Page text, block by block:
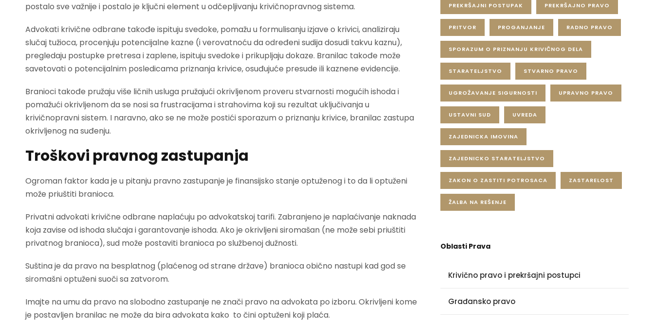
postalo sve važnije i postalo je ključni element u odčepljivanju krivičnopravnog sistema.
Advokati krivične odbrane takođe ispituju svedoke, pomažu u formulisanju izjave o krivici, analiziraju
slučaj tužioca, procenjuju potencijalne kazne (i verovatnoću da određeni sudija dosudi takvu kaznu),
pregledaju postupke pretresa i zaplene, ispituju svedoke i prikupljaju dokaze. Branilac takođe može
savetovati o potencijalnim posledicama priznanja krivice, osuđujuće presude ili kaznene evidencije.
Branioci takođe pružaju više ličnih usluga pružajući okrivljenom proveru stvarnosti mogućih ishoda i
pomažući okrivljenom da se nosi sa frustracijama i strahovima koji su rezultat uključivanja u
krivičnopravni sistem. I naravno, ako se ne može postići sporazum o priznanju krivice, branilac zastupa
okrivljenog na suđenju.
Troškovi pravnog zastupanja
Ogroman faktor kada je u pitanju pravno zastupanje je finansijsko stanje optuženog i to da li optuženi
može priuštiti branioca.
Privatni advokati krivične odbrane naplaćuju po advokatskoj tarifi. Zabranjeno je naplaćivanje naknada
koja zavise od ishoda slučaja i garantovanje ishoda. Ako je okrivljeni siromašan (ne može sebi priuštiti
privatnog branioca), sud može postaviti branioca po službenoj dužnosti.
Suština je da pravo na besplatnog (plaćenog od strane države) branioca obično nastupi kad god se
siromašni optuženi suoči sa zatvorom.
Imajte na umu da pravo na slobodno zastupanje ne znači pravo na advokata po izboru. Okrivljeni kome
je postavljen branilac ne može da bira advokata kako to čini optuženi koji plaća.
PREKRŠAJNI POSTUPAK PREKRŠAJNO PRAVO
PRITVOR PROGANJANJE RADNO PRAVO
SPORAZUM O PRIZNANJU KRIVIČNOG DELA
STARATELJSTVO STVARNO PRAVO
UGROŽAVANJE SIGURNOSTI UPRAVNO PRAVO
USTAVNI SUD UVREDA
ZAJEDNICKA IMOVINA
ZAJEDNICKO STARATELJSTVO
ZAKON O ZASTITI POTROSACA ZASTARELOST
ŽALBA NA REŠENJE
Oblasti Prava
Krivično pravo i prekršajni postupci
Građansko pravo